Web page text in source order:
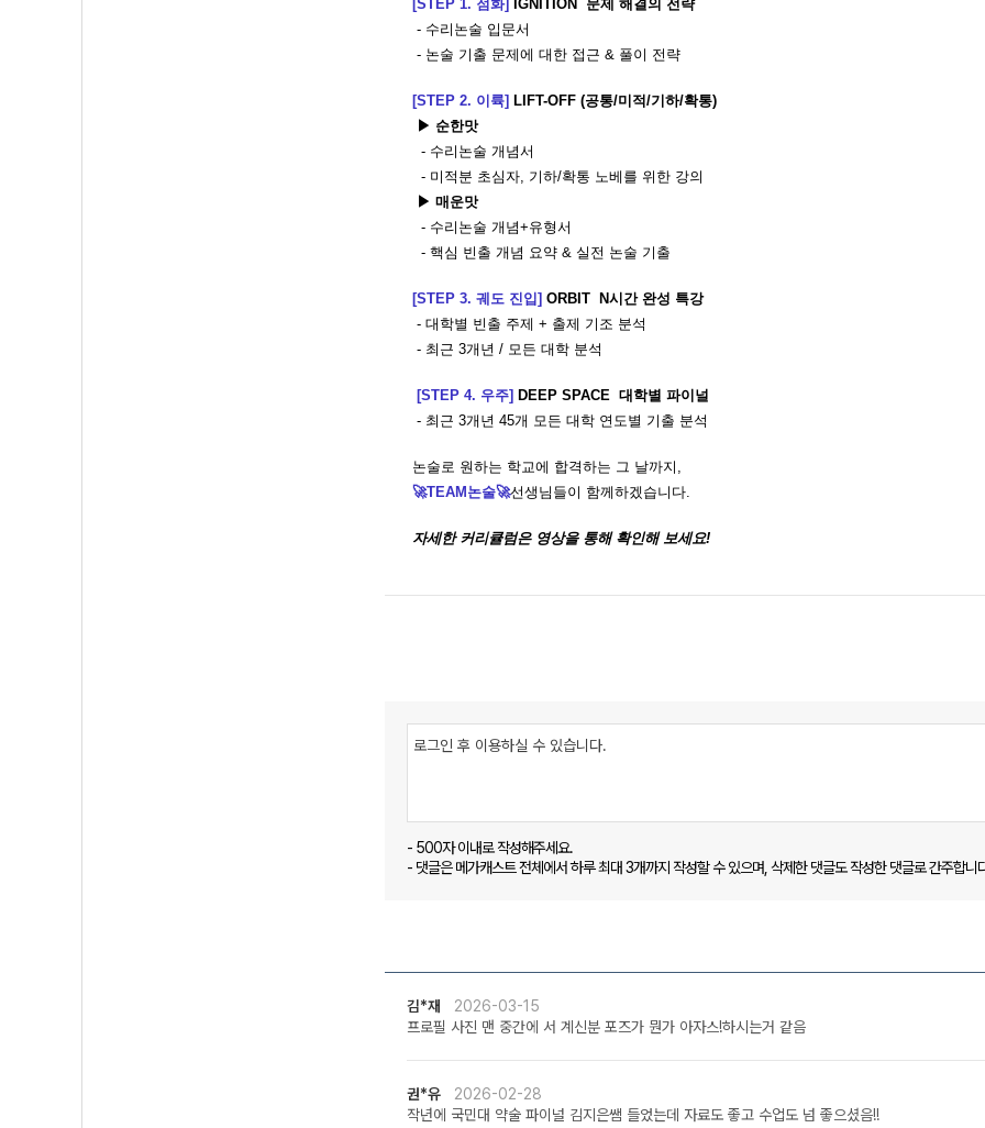
[STEP 1. 점화]
IGNITION 문제 해결의 전략
- 수리논술 입문서
- 논술 기출 문제에 대한 접근 & 풀이 전략
[STEP 2. 이륙] LIFT-OFF (공통/미적/기하/확통)
▶ 순한맛
- 수리논술 개념서
- 미적분 초심자, 기하/확통 노베를 위한 강의
▶ 매운맛
- 수리논술 개념+유형서
- 핵심 빈출 개념 요약 & 실전 논술 기출
[STEP 3. 궤도 진입] ORBIT N시간 완성 특강
- 대학별 빈출 주제 + 출제 기조 분석
- 최근 3개년 / 모든 대학 분석
[STEP 4. 우주] DEEP SPACE 대학별 파이널
- 최근 3개년 45개 모든 대학 연도별 기출 분석
논술로 원하는 학교에 합격하는 그 날까지,
🚀TEAM논술🚀선생님들이 함께하겠습니다.
자세한 커리큘럼은 영상을 통해 확인해 보세요!
- 500자 이내로 작성해주세요.
- 댓글은 메가캐스트 전체에서 하루 최대 3개까지 작성할 수 있으며, 삭제한 댓글도 작성한 댓글로 간주합니
김*재 2026-03-15
프로필 사진 맨 중간에 서 계신분 포즈가 뭔가 아자스!하시는거 같음
권*유 2026-02-28
작년에 국민대 약술 파이널 김지은쌤 들었는데 자료도 좋고 수업도 넘 좋으셨음!!